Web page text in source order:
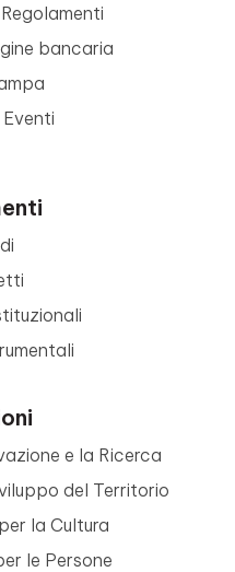
bancaria
e la Ricerca
del Territorio
la Cultura
le Persone